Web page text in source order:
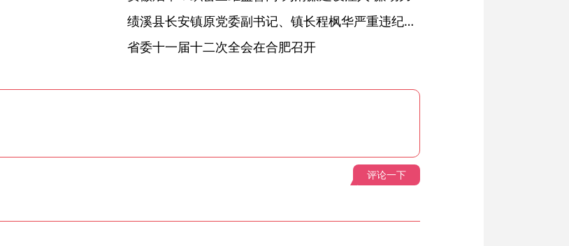
绩溪县长安镇原党委副书记、镇长程枫华严重违纪违法被开除党籍和公职
省委十一届十二次全会在合肥召开
评论一下